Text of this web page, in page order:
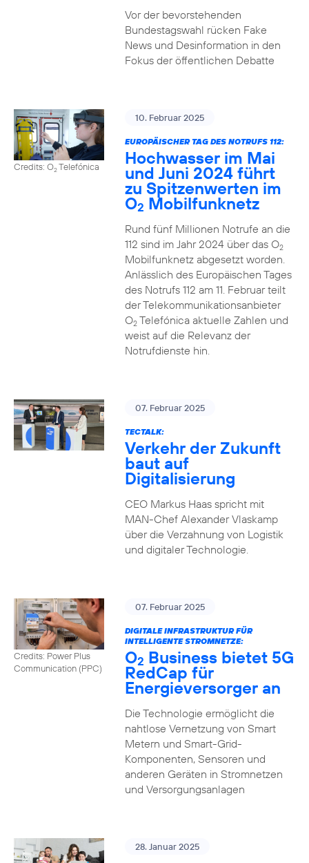
Vor der bevorstehenden
Bundestagswahl rücken Fake
News und Desinformation in den
Fokus der öffentlichen Debatte
Credits: O2Telefónica
10. Februar 2025
EUROPÄISCHER TAG DES NOTRUFS 112:
Hochwasser im Mai
und Juni 2024 führt
zu Spitzenwerten im
O2 Mobilfunknetz
Rund fünf Millionen Notrufe an die
112 sind im Jahr 2024 über das O2
Mobilfunknetz abgesetzt worden.
Anlässlich des Europäischen Tages
des Notrufs 112 am 11. Februar teilt
der Telekommunikationsanbieter
O2Telefónica aktuelle Zahlen und
weist auf die Relevanz der
Notrufdienste hin.
07. Februar 2025
TECTALK:
Verkehr der Zukunft
baut auf
Digitalisierung
CEO Markus Haas spricht mit
MAN-Chef Alexander Vlaskamp
über die Verzahnung von Logistik
und digitaler Technologie.
Credits: Power Plus
Communication (PPC)
07. Februar 2025
DIGITALE INFRASTRUKTUR FÜR
INTELLIGENTE STROMNETZE:
O2 Business bietet 5G
RedCap für
Energieversorger an
Die Technologie ermöglicht die
nahtlose Vernetzung von Smart
Metern und Smart-Grid-
Komponenten, Sensoren und
anderen Geräten in Stromnetzen
und Versorgungsanlagen
28. Januar 2025